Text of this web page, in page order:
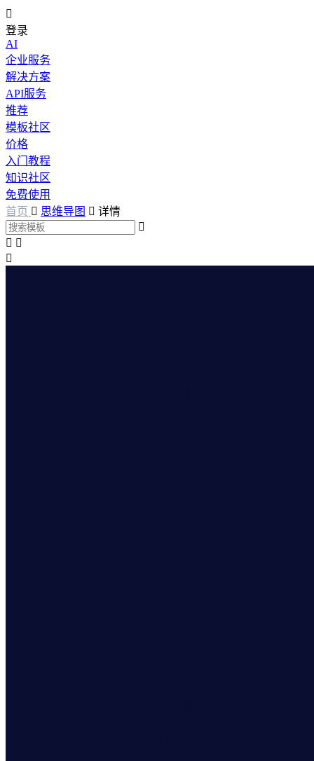

登录
AI
企业服务
解决方案
API服务
推荐
模板社区
价格
入门教程
知识社区
免费使用
首页  思维导图  详情

 
